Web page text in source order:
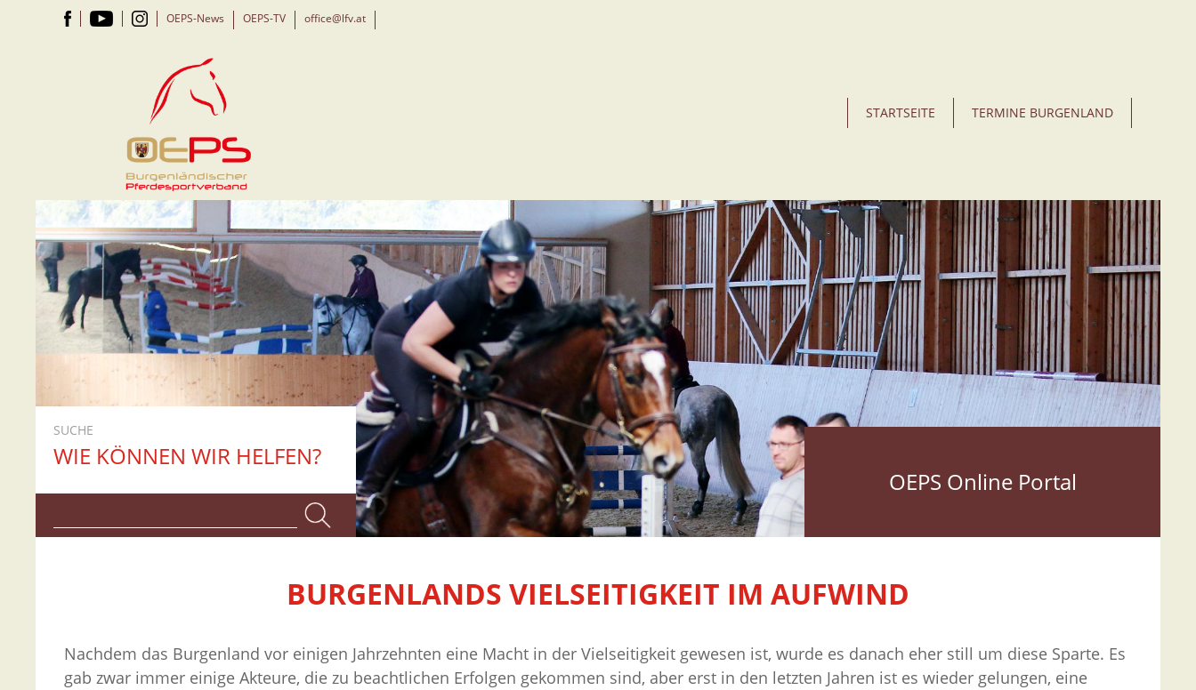
STARTSEITE TERMINE BURGENLAND
OEPS-News OEPS-TV office@lfv.at
OEPS Online Portal
SUCHE
WIE KÖNNEN WIR HELFEN?
BURGENLANDS VIELSEITIGKEIT IM AUFWIND
Nachdem das Burgenland vor einigen Jahrzehnten eine Macht in der Vielseitigkeit gewesen ist, wurde es danach eher still um diese Sparte. Es
gab zwar immer einige Akteure, die zu beachtlichen Erfolgen gekommen sind, aber erst in den letzten Jahren ist es wieder gelungen, eine